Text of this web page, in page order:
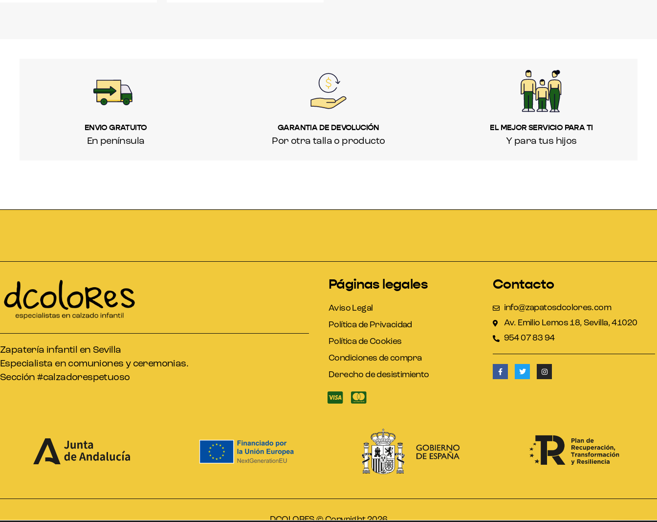
ENVIO GRATUITO
En península
GARANTIA DE DEVOLUCIÓN
Por otra talla o producto
EL MEJOR SERVICIO PARA TI
Y para tus hijos
Zapatería infantil en Sevilla
Especialista en comuniones y ceremonias.
Sección #calzadorespetuoso
Páginas legales
Aviso Legal
Política de Privacidad
Política de Cookies
Condiciones de compra
Derecho de desistimiento
Contacto
info@zapatosdcolores.com
Av. Emilio Lemos 18, Sevilla, 41020
954 07 83 94
DCOLORES © Copyright 2026